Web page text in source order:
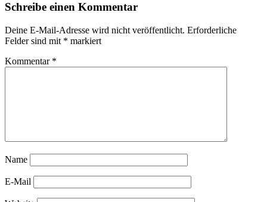
Schreibe einen Kommentar
Deine E-Mail-Adresse wird nicht veröffentlicht. Erforderliche
Felder sind mit * markiert
Kommentar *
Name
E-Mail